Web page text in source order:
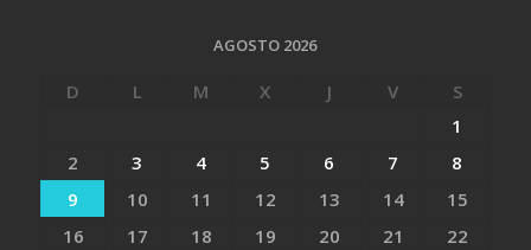
AGOSTO 2026
D L M X J V
S
1
2
3 4 5 6 7
8
9
10 11 12 13 14
15
16
17 18 19 20 21
22